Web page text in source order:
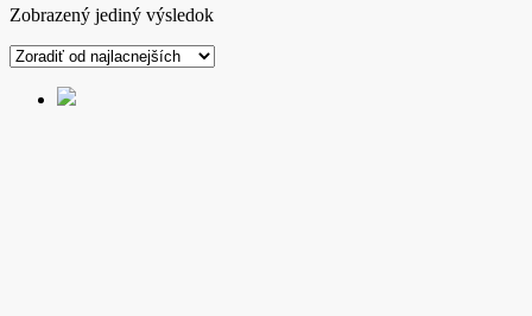
Zobrazený jediný výsledok